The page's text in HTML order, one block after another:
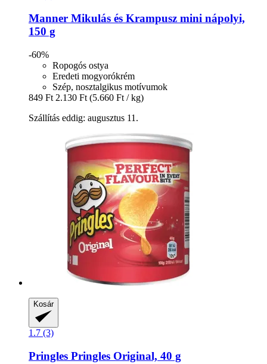
Manner Mikulás és Krampusz mini nápolyi,
150 g
-60%
Ropogós ostya
Eredeti mogyorókrém
Szép, nosztalgikus motívumok
849 Ft 2.130 Ft (5.660 Ft / kg)
Szállítás eddig: augusztus 11.
Kosár
1.7 (3)
Pringles Pringles Original, 40 g